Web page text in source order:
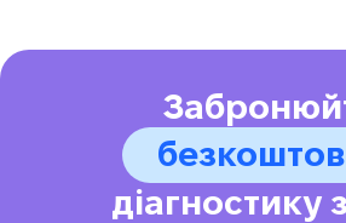
діагностику